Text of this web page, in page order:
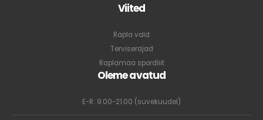
Viited
Rapla vald
Terviserajad
Raplamaa spordliit
Oleme avatud
E-R: 9.00-21.00 (suvekuudel)